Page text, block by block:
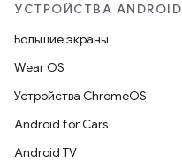
УСТРОЙСТВА ANDROID
Большие экраны
Wear OS
Устройства ChromeOS
Android for Cars
Android TV